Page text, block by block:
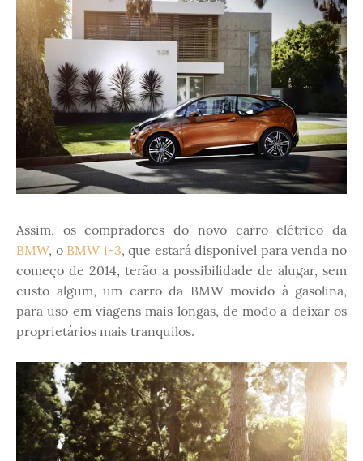
Assim, os compradores do novo carro elétrico da
BMW, o BMW i-3, que estará disponível para venda no
começo de 2014, terão a possibilidade de alugar, sem
custo algum, um carro da BMW movido à gasolina,
para uso em viagens mais longas, de modo a deixar os
proprietários mais tranquilos.